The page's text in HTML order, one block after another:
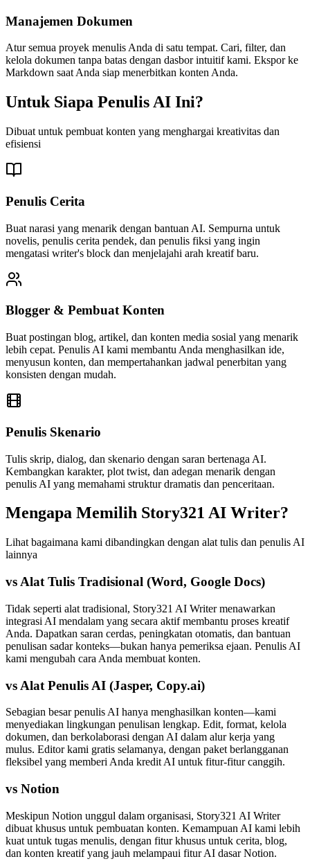
Manajemen Dokumen
Atur semua proyek menulis Anda di satu tempat. Cari, filter, dan
kelola dokumen tanpa batas dengan dasbor intuitif kami. Ekspor ke
Markdown saat Anda siap menerbitkan konten Anda.
Untuk Siapa Penulis AI Ini?
Dibuat untuk pembuat konten yang menghargai kreativitas dan
efisiensi
Penulis Cerita
Buat narasi yang menarik dengan bantuan AI. Sempurna untuk
novelis, penulis cerita pendek, dan penulis fiksi yang ingin
mengatasi writer's block dan menjelajahi arah kreatif baru.
Blogger & Pembuat Konten
Buat postingan blog, artikel, dan konten media sosial yang menarik
lebih cepat. Penulis AI kami membantu Anda menghasilkan ide,
menyusun konten, dan mempertahankan jadwal penerbitan yang
konsisten dengan mudah.
Penulis Skenario
Tulis skrip, dialog, dan skenario dengan saran bertenaga AI.
Kembangkan karakter, plot twist, dan adegan menarik dengan
penulis AI yang memahami struktur dramatis dan penceritaan.
Mengapa Memilih Story321 AI Writer?
Lihat bagaimana kami dibandingkan dengan alat tulis dan penulis AI
lainnya
vs Alat Tulis Tradisional (Word, Google Docs)
Tidak seperti alat tradisional, Story321 AI Writer menawarkan
integrasi AI mendalam yang secara aktif membantu proses kreatif
Anda. Dapatkan saran cerdas, peningkatan otomatis, dan bantuan
penulisan sadar konteks—bukan hanya pemeriksa ejaan. Penulis AI
kami mengubah cara Anda membuat konten.
vs Alat Penulis AI (Jasper, Copy.ai)
Sebagian besar penulis AI hanya menghasilkan konten—kami
menyediakan lingkungan penulisan lengkap. Edit, format, kelola
dokumen, dan berkolaborasi dengan AI dalam alur kerja yang
mulus. Editor kami gratis selamanya, dengan paket berlangganan
fleksibel yang memberi Anda kredit AI untuk fitur-fitur canggih.
vs Notion
Meskipun Notion unggul dalam organisasi, Story321 AI Writer
dibuat khusus untuk pembuatan konten. Kemampuan AI kami lebih
kuat untuk tugas menulis, dengan fitur khusus untuk cerita, blog,
dan konten kreatif yang jauh melampaui fitur AI dasar Notion.